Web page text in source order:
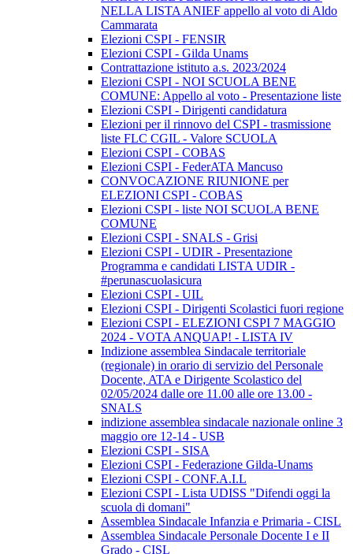
NELLA LISTA ANIEF appello al voto di Aldo
Cammarata
Elezioni CSPI - FENSIR
Elezioni CSPI - Gilda Unams
Contrattazione istituto a.s. 2023/2024
Elezioni CSPI - NOI SCUOLA BENE
COMUNE: Appello al voto - Presentazione liste
Elezioni CSPI - Dirigenti candidatura
Elezioni per il rinnovo del CSPI - trasmissione
liste FLC CGIL - Valore SCUOLA
Elezioni CSPI - COBAS
Elezioni CSPI - FederATA Mancuso
CONVOCAZIONE RIUNIONE per
ELEZIONI CSPI - COBAS
Elezioni CSPI - liste NOI SCUOLA BENE
COMUNE
Elezioni CSPI - SNALS - Grisi
Elezioni CSPI - UDIR - Presentazione
Programma e candidati LISTA UDIR -
#perunascuolasicura
Elezioni CSPI - UIL
Elezioni CSPI - Dirigenti Scolastici fuori regione
Elezioni CSPI - ELEZIONI CSPI 7 MAGGIO
2024 - VOTA ANQUAP! - LISTA IV
Indizione assemblea Sindacale territoriale
(regionale) in orario di servizio del Personale
Docente, ATA e Dirigente Scolastico del
02/05/2024 dalle ore 11.00 alle ore 13.00 -
SNALS
indizione assemblea sindacale nazionale online 3
maggio ore 12-14 - USB
Elezioni CSPI - SISA
Elezioni CSPI - Federazione Gilda-Unams
Elezioni CSPI - CONF.A.I.L
Elezioni CSPI - Lista UDISS "Difendi oggi la
scuola di domani"
Assemblea Sindacale Infanzia e Primaria - CISL
Assemblea Sindacale Personale Docente I e II
Grado - CISL